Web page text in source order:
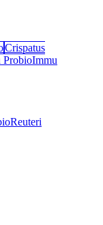
Crispatus
Probio​Immu
Reuteri